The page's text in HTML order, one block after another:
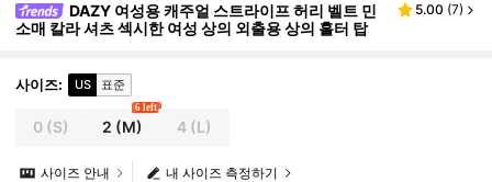
DAZY 여성용 캐주얼 스트라이프 허리 벨트 민
소매 칼라 셔츠 섹시한 여성 상의 외출용 상의 홀터 탑
5.00 (7)
사이즈: US 표준
0 (S) 2 (M)
6 left
4(L)
내 사이즈 측정하기
사이즈 안내